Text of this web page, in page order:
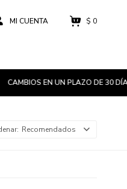
$ 0
CAMBIOS EN UN PLAZO DE 30 DÍAS
Recomendados